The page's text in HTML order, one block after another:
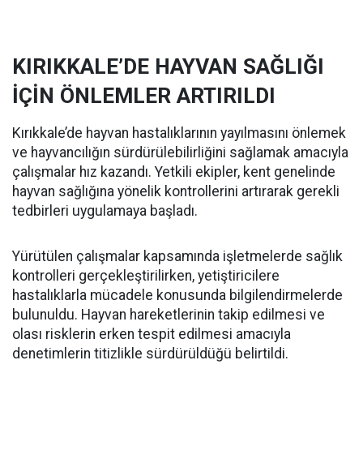
KIRIKKALE’DE HAYVAN SAĞLIĞI
İÇİN ÖNLEMLER ARTIRILDI
Kırıkkale’de hayvan hastalıklarının yayılmasını önlemek
ve hayvancılığın sürdürülebilirliğini sağlamak amacıyla
çalışmalar hız kazandı. Yetkili ekipler, kent genelinde
hayvan sağlığına yönelik kontrollerini artırarak gerekli
tedbirleri uygulamaya başladı.
Yürütülen çalışmalar kapsamında işletmelerde sağlık
kontrolleri gerçekleştirilirken, yetiştiricilere
hastalıklarla mücadele konusunda bilgilendirmelerde
bulunuldu. Hayvan hareketlerinin takip edilmesi ve
olası risklerin erken tespit edilmesi amacıyla
denetimlerin titizlikle sürdürüldüğü belirtildi.